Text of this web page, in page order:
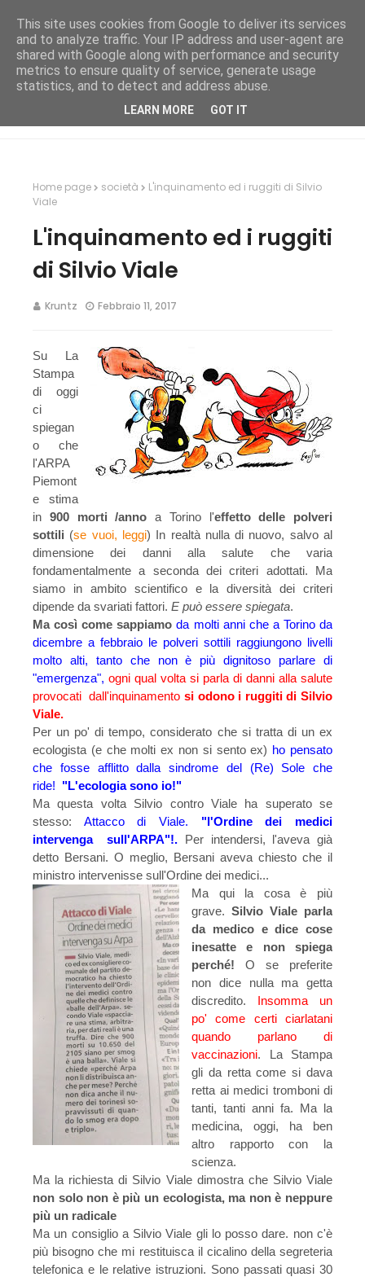
Home page società
L'inquinamento ed i ruggiti di Silvio
Viale
L'inquinamento ed i ruggiti
di Silvio Viale
Kruntz Febbraio 11, 2017
Su La
Stampa
di oggi
ci
spiegan
o che
l'ARPA
Piemont
e stima
in 900 morti /anno a Torino l'effetto delle polveri
sottili (se vuoi, leggi) In realtà nulla di nuovo, salvo al
dimensione dei danni alla salute che varia
fondamentalmente a seconda dei criteri adottati. Ma
siamo in ambito scientifico e la diversità dei criteri
dipende da svariati fattori. E può essere spiegata.
Ma così come sappiamo da molti anni che a Torino da
dicembre a febbraio le polveri sottili raggiungono livelli
molto alti, tanto che non è più dignitoso parlare di
"emergenza", ogni qual volta si parla di danni alla salute
provocati dall'inquinamento si odono i ruggiti di Silvio
Viale.
Per un po' di tempo, considerato che si tratta di un ex
ecologista (e che molti ex non si sento ex) ho pensato
che fosse afflitto dalla sindrome del (Re) Sole che
ride! "L'ecologia sono io!"
Ma questa volta Silvio contro Viale ha superato se
stesso: Attacco di Viale. "l'Ordine dei medici
intervenga sull'ARPA"!. Per intendersi, l'aveva già
detto Bersani. O meglio, Bersani aveva chiesto che il
ministro intervenisse sull'Ordine dei medici...
Ma qui la cosa è più
grave. Silvio Viale parla
da medico e dice cose
inesatte e non spiega
perché! O se preferite
non dice nulla ma getta
discredito. Insomma un
po' come certi ciarlatani
quando parlano di
vaccinazioni. La Stampa
gli da retta come si dava
retta ai medici tromboni di
tanti, tanti anni fa. Ma la
medicina, oggi, ha ben
altro rapporto con la
scienza.
Ma la richiesta di Silvio Viale dimostra che Silvio Viale
non solo non è più un ecologista, ma non è neppure
più un radicale
Ma un consiglio a Silvio Viale gli lo posso dare. non c'è
più bisogno che mi restituisca il cicalino della segreteria
telefonica e le relative istruzioni. Sono passati quasi 30
This site uses cookies from Google to deliver its services
and to analyze traffic. Your IP address and user-agent are
shared with Google along with performance and security
metrics to ensure quality of service, generate usage
statistics, and to detect and address abuse.
LEARN MORE GOT IT